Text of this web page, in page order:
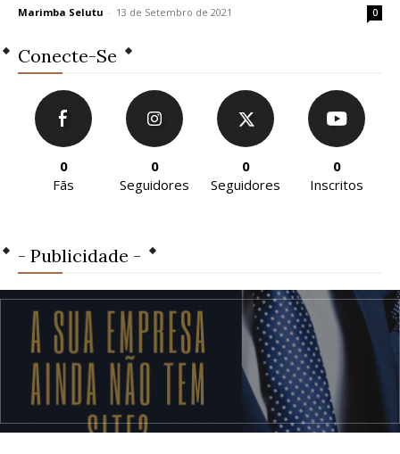
Marimba Selutu - 13 de Setembro de 2021 0
Conecte-Se
0
Fãs
0
Seguidores
0
Seguidores
0
Inscritos
- Publicidade -